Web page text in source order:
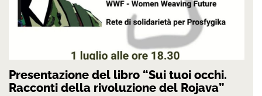
Presentazione del libro “Sui tuoi occhi.
Racconti della rivoluzione del Rojava”